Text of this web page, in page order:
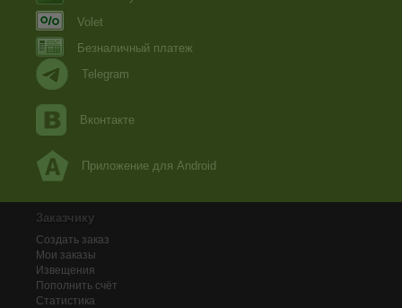
Volet
Безналичный платеж
Telegram
Вконтакте
Приложение для Android
Заказчику
Создать заказ
Мои заказы
Извещения
Пополнить счёт
Статистика